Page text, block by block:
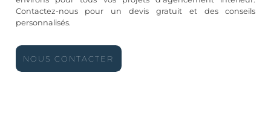
Contactez-nous pour un devis gratuit et des conseils
personnalisés.
NOUS CONTACTER